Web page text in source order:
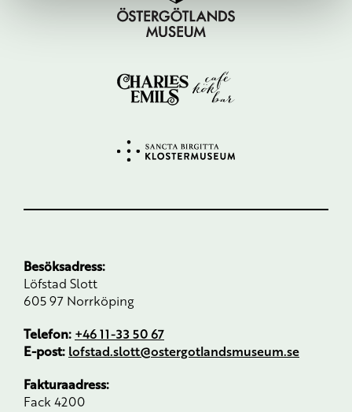
Besöksadress:
Löfstad Slott
605 97 Norrköping
Telefon: +46 11-33 50 67
E-post: lofstad.slott@ostergotlandsmuseum.se
Fakturaadress:
Fack 4200